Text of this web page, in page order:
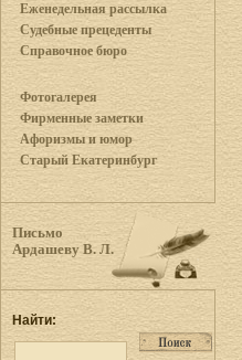
Еженедельная рассылка
Судебные прецеденты
Справочное бюро
Фотогалерея
Фирменные заметки
Афоризмы и юмор
Старый Екатеринбург
Письмо
Ардашеву В. Л.
Найти: